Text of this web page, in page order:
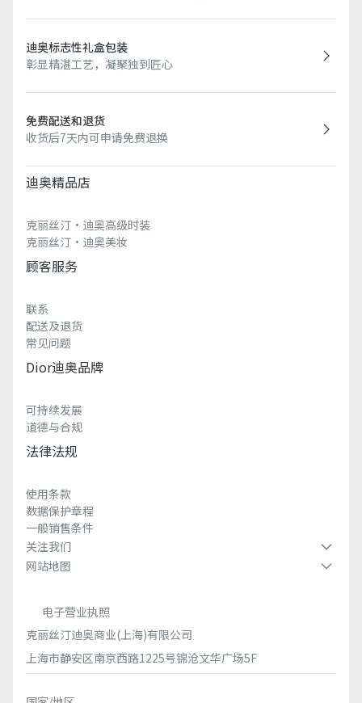
迪奥标志性礼盒包装
彰显精湛工艺，凝聚独到匠心
免费配送和退货
收货后7天内可申请免费退换
迪奥精品店
克丽丝汀·迪奥高级时装
克丽丝汀·迪奥美妆
顾客服务
联系
配送及退货
常见问题
Dior迪奥品牌
可持续发展
道德与合规
法律法规
使用条款
数据保护章程
一般销售条件
关注我们
网站地图
电子营业执照
克丽丝汀迪奥商业(上海)有限公司
上海市静安区南京西路1225号锦沧文华广场5F